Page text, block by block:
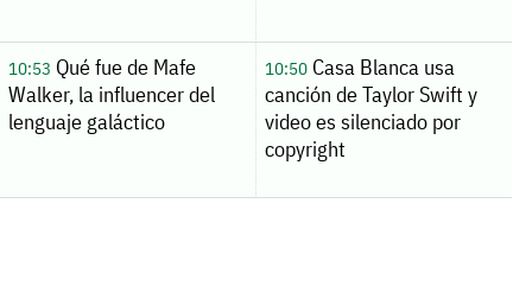
10:53 Qué fue de Mafe
Walker, la influencer del
lenguaje galáctico
10:50Casa Blanca usa
canción de Taylor Swift y
video es silenciado por
copyright